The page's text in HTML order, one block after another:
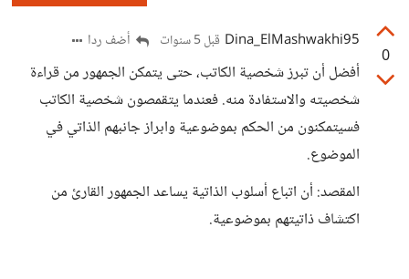
0
Dina_ElMashwakhi95 قبل 5 سنوات أضف ردا
أفضل أن تبرز شخصية الكاتب، حتى يتمكن الجمهور من قراءة
شخصيته والاستفادة منه. فعندما يتقمصون شخصية الكاتب
فسيتمكنون من الحكم بموضوعية وابراز جانبهم الذاتي في
الموضوع.
المقصد: أن اتباع أسلوب الذاتية يساعد الجمهور القارئ من
اكتشاف ذاتيتهم بموضوعية.